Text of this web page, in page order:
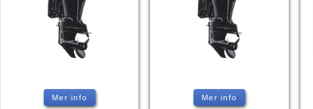
Mer info Mer info